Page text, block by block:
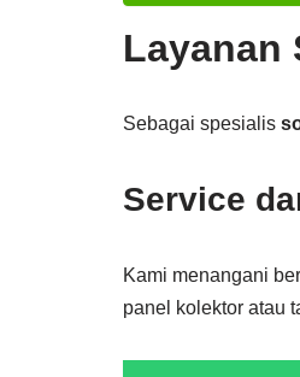
Layanan
Sebagai spesialis
Service
Kami menangani
panel kolektor atau